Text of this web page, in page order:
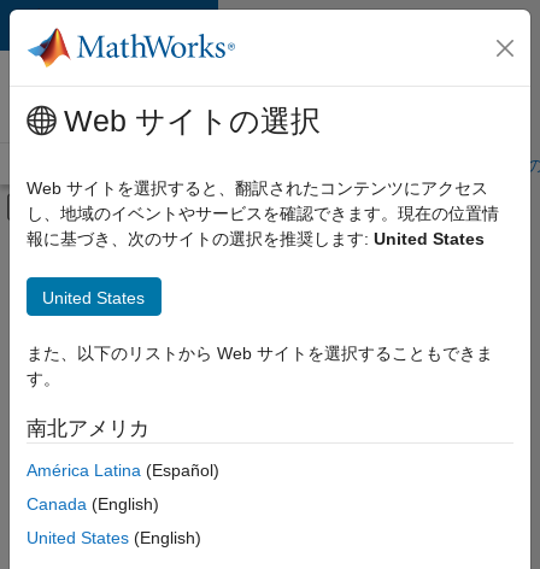
コンテンツへスキップ
MathWorks 採用
情報
学生・キャリア初期
オフキャンバス ナビゲーション メ
メインコンテンツ
絞り込み条件
IT
企業向けセールス
人事
選
し
Web サイトの選択
Web サイトを選択すると、翻訳されたコンテンツにアクセス
し、地域のイベントやサービスを確認できます。現在の位置情
報に基づき、次のサイトの選択を推奨します: United States
United States
また、以下のリストから Web サイトを選択することもできま
す。
南北アメリカ
América Latina (Español)
Canada (English)
United States (English)